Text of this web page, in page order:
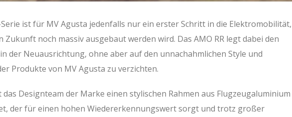
Serie ist für MV Agusta jedenfalls nur ein erster Schritt in die Elektromobilität,
Zukunft noch massiv ausgebaut werden wird. Das AMO RR legt dabei den
der Neuausrichtung, ohne aber auf den unnachahmlichen Style und
Produkte von MV Agusta zu verzichten.
Designteam der Marke einen stylischen Rahmen aus Flugzeugaluminium
der für einen hohen Wiedererkennungswert sorgt und trotz großer